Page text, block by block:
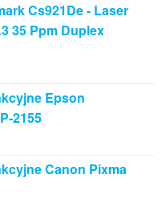
Cs921De - Laser
35 Ppm Duplex
Epson
2155
Canon Pixma